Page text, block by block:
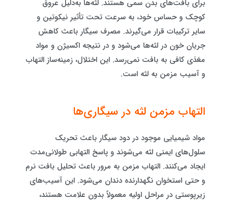
برای بافت‌های بدن سمی هستند. لثه‌ها به‌دلیل عروق
کوچک و حساس خود، به سرعت تحت تأثیر نیکوتین و
سایر ترکیبات قرار می‌گیرند. مصرف سیگار باعث کاهش
جریان خون در لثه‌ها می‌شود و در نتیجه اکسیژن و مواد
مغذی کافی به بافت نمی‌رسد. این اختلال، زمینه‌ساز التهاب
و آسیب مزمن به لثه است.
التهاب مزمن لثه در سیگاری‌ها
مواد شیمیایی موجود در دود سیگار باعث تحریک
سلول‌های ایمنی لثه می‌شوند و پاسخ التهابی طولانی‌مدت
ایجاد می‌کنند. التهاب مزمن به مرور باعث تحلیل بافت نرم
و حتی استخوان نگهدارنده دندان می‌شود. این آسیب‌های
زیرپوستی در مراحل اولیه معمولاً بدون علامت هستند،